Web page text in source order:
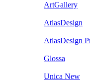
ArtGallery
AtlasDesign
AtlasDesign
Glossa
Unica New